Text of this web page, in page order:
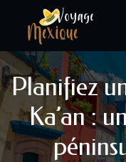
Planifiez
Ka’an :